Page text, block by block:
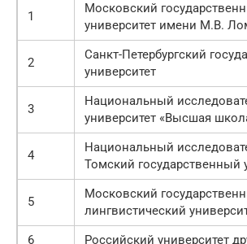
1
Московский
университет имени М.В.
2
Санкт-Петербургский
университет
3
Национальный
университет «Высшая
4
Национальный
Томский государственный
5
Московский
лингвистический
6
Российский университет